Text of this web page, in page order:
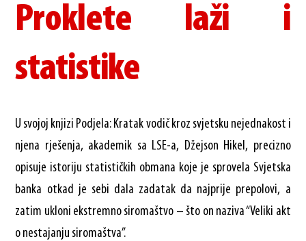
Proklete laži i
statistike
U svojoj knjizi Podjela: Kratak vodič kroz svjetsku nejednakost i
njena rješenja, akademik sa LSE-a, Džejson Hikel, precizno
opisuje istoriju statističkih obmana koje je sprovela Svjetska
banka otkad je sebi dala zadatak da najprije prepolovi, a
zatim ukloni ekstremno siromaštvo – što on naziva “Veliki akt
o nestajanju siromaštva”.